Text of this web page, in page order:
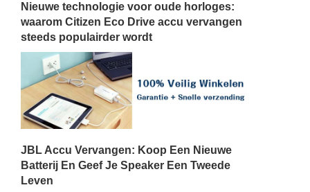
Nieuwe technologie voor oude horloges:
waarom Citizen Eco Drive accu vervangen
steeds populairder wordt
JBL Accu Vervangen: Koop Een Nieuwe
Batterij En Geef Je Speaker Een Tweede
Leven